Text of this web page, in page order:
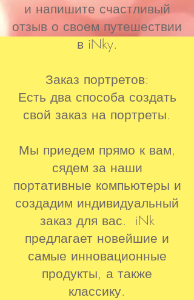
и напишите счастливый
отзыв о своем путешествии
в iNky.
Заказ портретов:
Есть два способа создать
свой заказ на портреты.
Мы приедем прямо к вам,
сядем за наши
портативные компьютеры и
создадим индивидуальный
заказ для вас. iNk
предлагает новейшие и
самые инновационные
продукты, а также
классику.